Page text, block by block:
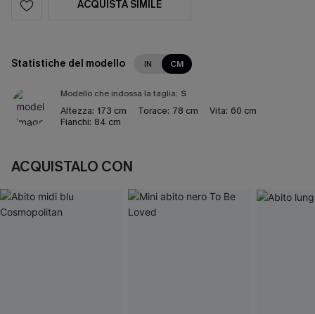
ACQUISTA SIMILE
Statistiche del modello IN CM
Modello che indossa la taglia: S
Altezza: 173 cm Torace: 78 cm Vita: 60 cm
Fianchi: 84 cm
ACQUISTALO CON